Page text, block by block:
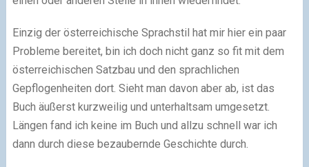
Einzig der österreichische Sprachstil hat mir hier ein paar
Probleme bereitet, bin ich doch nicht ganz so fit mit dem
österreichischen Satzbau und den sprachlichen
Gepflogenheiten dort. Sieht man davon aber ab, ist das
Buch äußerst kurzweilig und unterhaltsam umgesetzt.
Längen fand ich keine im Buch und allzu schnell war ich
dann durch diese bezaubernde Geschichte durch.